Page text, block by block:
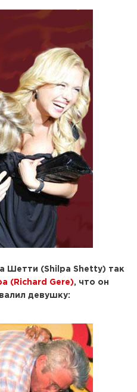
Шетти (Shilpa Shetty) так
(Richard Gere), что он
девушку: